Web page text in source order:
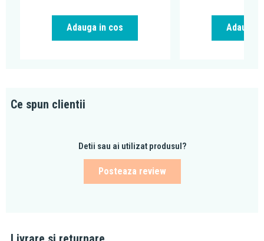
Adauga in cos Adauga
Ce spun clientii
Detii sau ai utilizat produsul?
Posteaza review